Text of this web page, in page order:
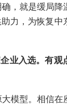
，就是缓局降
力，为恢复中
业入选。有观
模型。相信在